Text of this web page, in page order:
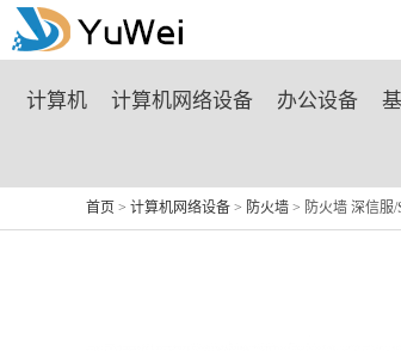
商城首页
计算机 计算机网络设备 办公设备
首页 > 计算机网络设备 > 防火墙 > 防火墙 深信服/